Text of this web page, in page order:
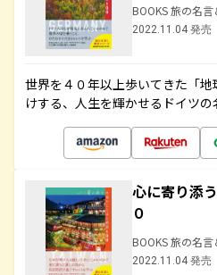
BOOKS 旅の名言
2022.11.04 発売
世界を４０年以上歩いてきた「
けする、人生を輝かせるドイツ
心に寄り添
０
BOOKS 旅の名言
2022.11.04 発売